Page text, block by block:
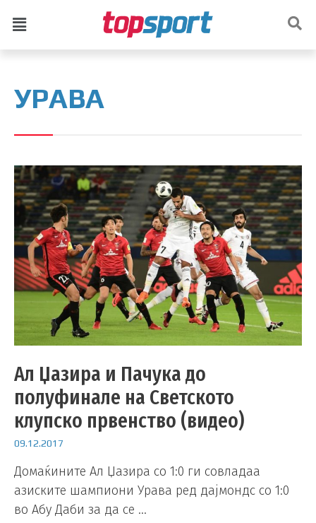
УРАВА
Ал Џазира и Пачука до
полуфинале на Светското
клупско првенство (видео)
09.12.2017
Домаќините Ал Џазира со 1:0 ги совладаа
азиските шампиони Урава ред дајмондс со 1:0
во Абу Даби за да се …